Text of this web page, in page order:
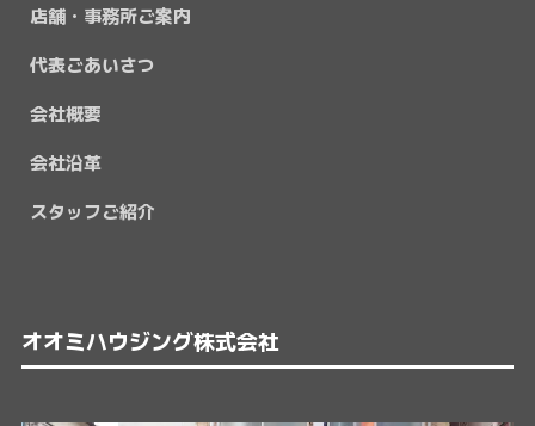
店舗・事務所ご案内
代表ごあいさつ
会社概要
会社沿革
スタッフご紹介
オオミハウジング株式会社